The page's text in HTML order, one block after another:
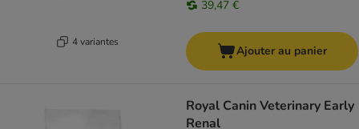
4 variantes
39,47 €
Ajouter au panier
Royal Canin Veterinary Early
Renal